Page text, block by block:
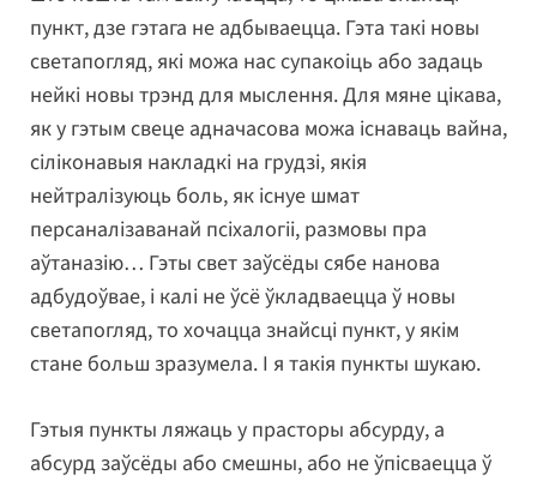
пункт, дзе гэтага не адбываецца. Гэта такі новы
светапогляд, які можа нас супакоіць або задаць
нейкі новы трэнд для мыслення. Для мяне цікава,
як у гэтым свеце адначасова можа існаваць вайна,
сіліконавыя накладкі на грудзі, якія
нейтралізуюць боль, як існуе шмат
персаналізаванай псіхалогіі, размовы пра
аўтаназію… Гэты свет заўсёды сябе нанова
адбудоўвае, і калі не ўсё ўкладваецца ў новы
светапогляд, то хочацца знайсці пункт, у якім
стане больш зразумела. І я такія пункты шукаю.
Гэтыя пункты ляжаць у прасторы абсурду, а
абсурд заўсёды або смешны, або не ўпісваецца ў